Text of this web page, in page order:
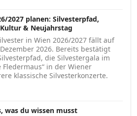
2027 planen: Silvesterpfad,
& Neujahrstag
in Wien 2026/2027 fällt auf
2026. Bereits bestätigt
die Silvestergala im
Fledermaus“ in der Wiener
klassische Silvesterkonzerte.
was du wissen musst